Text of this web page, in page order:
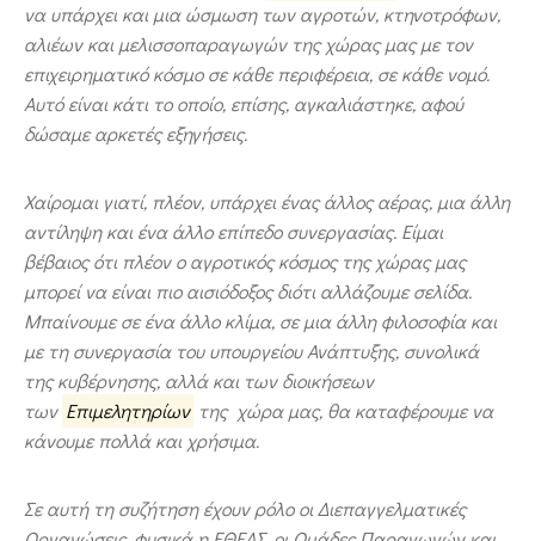
να υπάρχει και μια ώσμωση των αγροτών, κτηνοτρόφων,
αλιέων και μελισσοπαραγωγών της χώρας μας με τον
επιχειρηματικό κόσμο σε κάθε περιφέρεια, σε κάθε νομό.
Αυτό είναι κάτι το οποίο, επίσης, αγκαλιάστηκε, αφού
δώσαμε αρκετές εξηγήσεις.
Χαίρομαι γιατί, πλέον, υπάρχει ένας άλλος αέρας, μια άλλη
αντίληψη και ένα άλλο επίπεδο συνεργασίας. Είμαι
βέβαιος ότι πλέον ο αγροτικός κόσμος της χώρας μας
μπορεί να είναι πιο αισιόδοξος διότι αλλάζουμε σελίδα.
Μπαίνουμε σε ένα άλλο κλίμα, σε μια άλλη φιλοσοφία και
με τη συνεργασία του υπουργείου Ανάπτυξης, συνολικά
της κυβέρνησης, αλλά και των διοικήσεων
των Επιμελητηρίων της χώρα μας, θα καταφέρουμε να
κάνουμε πολλά και χρήσιμα.
Σε αυτή τη συζήτηση έχουν ρόλο οι Διεπαγγελματικές